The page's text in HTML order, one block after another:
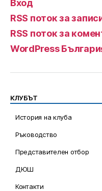
Вход
RSS поток за
RSS поток за
WordPress
КЛУБЪТ
История на клуба
Ръководство
Представителен отбор
ДЮШ
Контакти